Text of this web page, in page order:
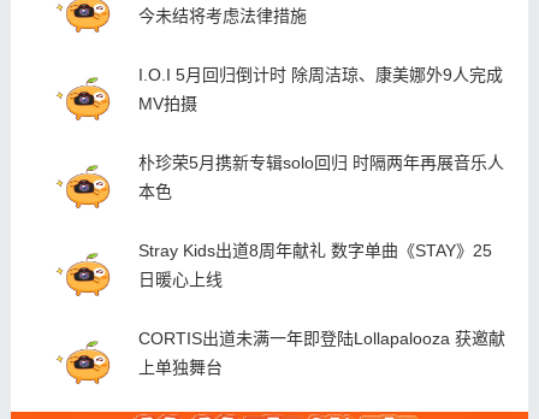
今未结将考虑法律措施
I.O.I 5月回归倒计时 除周洁琼、康美娜外9人完成
MV拍摄
朴珍荣5月携新专辑solo回归 时隔两年再展音乐人
本色
Stray Kids出道8周年献礼 数字单曲《STAY》25
日暖心上线
CORTIS出道未满一年即登陆Lollapalooza 获邀献
上单独舞台